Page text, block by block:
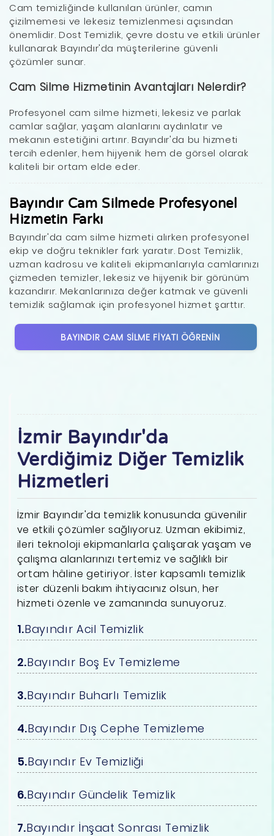
Cam temizliğinde kullanılan ürünler, camın
çizilmemesi ve lekesiz temizlenmesi açısından
önemlidir. Dost Temizlik, çevre dostu ve etkili ürünler
kullanarak Bayındır'da müşterilerine güvenli
çözümler sunar.
Cam Silme Hizmetinin Avantajları Nelerdir?
Profesyonel cam silme hizmeti, lekesiz ve parlak
camlar sağlar, yaşam alanlarını aydınlatır ve
mekanın estetiğini artırır. Bayındır'da bu hizmeti
tercih edenler, hem hijyenik hem de görsel olarak
kaliteli bir ortam elde eder.
Bayındır Cam Silmede Profesyonel
Hizmetin Farkı
Bayındır'da cam silme hizmeti alırken profesyonel
ekip ve doğru teknikler fark yaratır. Dost Temizlik,
uzman kadrosu ve kaliteli ekipmanlarıyla camlarınızı
çizmeden temizler, lekesiz ve hijyenik bir görünüm
kazandırır. Mekanlarınıza değer katmak ve güvenli
temizlik sağlamak için profesyonel hizmet şarttır.
BAYINDIR CAM SILME FIYATI ÖĞRENIN
İzmir Bayındır'da
Verdiğimiz Diğer Temizlik
Hizmetleri
İzmir Bayındır'da temizlik konusunda güvenilir
ve etkili çözümler sağlıyoruz. Uzman ekibimiz,
ileri teknoloji ekipmanlarla çalışarak yaşam ve
çalışma alanlarınızı tertemiz ve sağlıklı bir
ortam hâline getiriyor. İster kapsamlı temizlik
ister düzenli bakım ihtiyacınız olsun, her
hizmeti özenle ve zamanında sunuyoruz.
Bayındır Acil Temizlik
Bayındır Boş Ev Temizleme
Bayındır Buharlı Temizlik
Bayındır Dış Cephe Temizleme
Bayındır Ev Temizliği
Bayındır Gündelik Temizlik
Bayındır İnşaat Sonrası Temizlik